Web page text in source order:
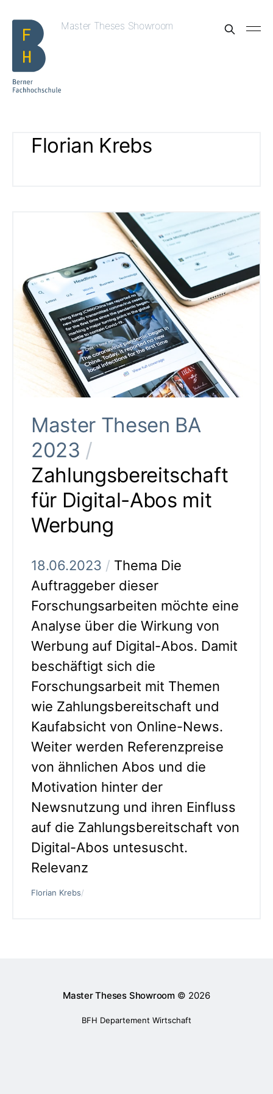
Master Theses Showroom
Florian Krebs
Master Thesen BA
2023 /
Zahlungsbereitschaft
für Digital-Abos mit
Werbung
18.06.2023 / Thema Die
Auftraggeber dieser
Forschungsarbeiten möchte eine
Analyse über die Wirkung von
Werbung auf Digital-Abos. Damit
beschäftigt sich die
Forschungsarbeit mit Themen
wie Zahlungsbereitschaft und
Kaufabsicht von Online-News.
Weiter werden Referenzpreise
von ähnlichen Abos und die
Motivation hinter der
Newsnutzung und ihren Einfluss
auf die Zahlungsbereitschaft von
Digital-Abos untesuscht.
Relevanz
Florian Krebs/
Master Theses Showroom © 2026
BFH Departement Wirtschaft